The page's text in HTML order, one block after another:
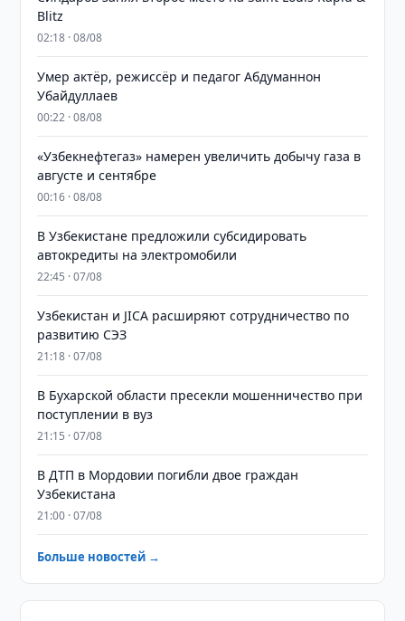
Blitz
02:18 · 08/08
Умер актёр, режиссёр и педагог Абдуманнон
Убайдуллаев
00:22 · 08/08
«Узбекнефтегаз» намерен увеличить добычу газа в
августе и сентябре
00:16 · 08/08
В Узбекистане предложили субсидировать
автокредиты на электромобили
22:45 · 07/08
Узбекистан и JICA расширяют сотрудничество по
развитию СЭЗ
21:18 · 07/08
В Бухарской области пресекли мошенничество при
поступлении в вуз
21:15 · 07/08
В ДТП в Мордовии погибли двое граждан
Узбекистана
21:00 · 07/08
Больше новостей →